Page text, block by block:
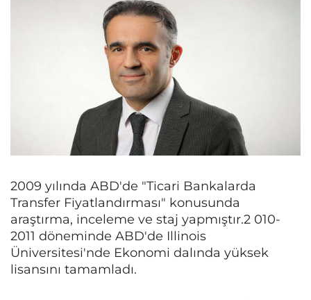
2009 yılında ABD'de "Ticari Bankalarda
Transfer Fiyatlandırması" konusunda
araştırma, inceleme ve staj yapmıştır.2 010-
2011 döneminde ABD'de Illinois
Üniversitesi'nde Ekonomi dalında yüksek
lisansını tamamladı.